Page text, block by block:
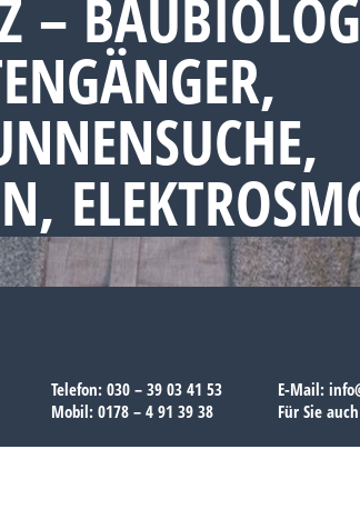
–
Telefon: 030 – 39 03 41 53
Mobil: 0178 – 4 91 39 38
E-Mail:
Für Sie